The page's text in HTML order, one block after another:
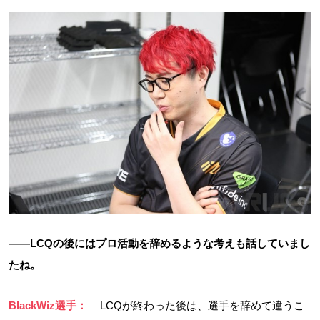
――LCQの後にはプロ活動を辞めるような考えも話していまし
たね。
BlackWiz選手： LCQが終わった後は、選手を辞めて違うこ